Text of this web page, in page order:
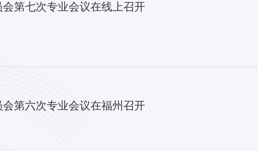
第七次专业会议在线上召开
第六次专业会议在福州召开